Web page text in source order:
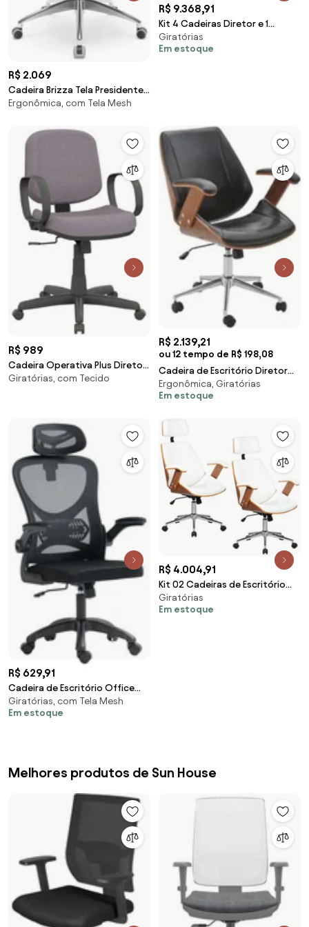
R$ 2.069
Cadeira Brizza Tela Presidente
Grafite Base Alumínio -
Ergonômica, com Tela Mesh
R$ 9.368,91
Kit 4 Cadeiras Diretor e 1
Cadeira Presidente Giratórias
Akon Preto G56 - Gran Belo
Giratórias
Em estoque
R$ 989
Cadeira Operativa Plus Diretor
-
Giratórias, com Tecido
R$ 2.139,21
ou 12 tempo de R$ 198,08
Cadeira de Escritório Diretor
Giratória Liziê R02 Madeira
Sintético Ma
Ergonômica, Giratórias
Em estoque
R$ 629,91
Cadeira de Escritório Office
Giratória City em Tela Mesh
com Apoio de Cabeça Preto
Giratórias, com Tela Mesh
Em estoque
R$ 4.004,91
Kit 02 Cadeiras de Escritório
Presidente Giratória com
Regulagem de Altura Akon PU
Giratórias
Em estoque
Melhores produtos de Sun House